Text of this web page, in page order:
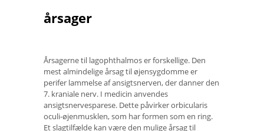
årsager
Årsagerne til lagophthalmos er forskellige. Den
mest almindelige årsag til øjensygdomme er
perifer lammelse af ansigtsnerven, der danner den
7. kraniale nerv. I medicin anvendes
ansigtsnervesparese. Dette påvirker orbicularis
oculi-øjenmusklen, som har formen som en ring.
Et slagtilfælde kan være den mulige årsag til